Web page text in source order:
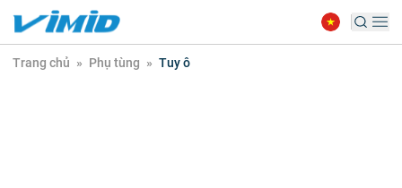
Trang chủ » Phụ tùng » Tuy ô